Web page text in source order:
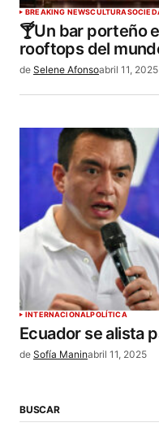
BREAKING NEWSCULTURA
🍸Un bar porteño
rooftops del
de Selene Afonsoabril 11, 2025
INTERNACIONALPOLÍTICA
Ecuador se alista
de Sofía Maninabril 11, 2025
BUSCAR